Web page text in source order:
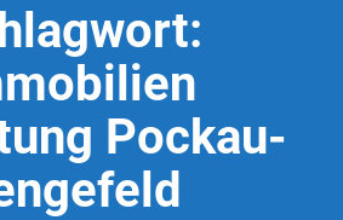
Pockau-